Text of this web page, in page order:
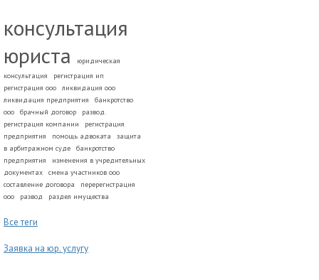
консультация
юриста
юридическая
консультация
регистрация ип
регистрация ооо
ликвидация ооо
ликвидация предприятия
банкротство
ооо
брачный договор
развод.
регистрация компании
регистрация
предприятия
помощь адвоката
защита
в арбитражном суде
банкротство
предприятия
изменения в учредительных
документах
смена участников ооо
составление договора
перерегистрация
ооо
развод раздел имущества
Все теги
Заявка на юр. услугу